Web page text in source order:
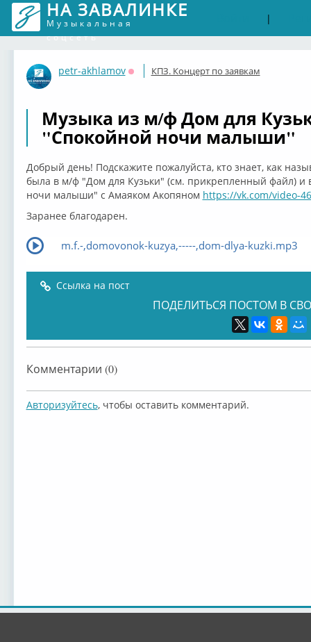
НА ЗАВАЛИНКЕ
Музыкальная
соцсеть
|
petr-akhlamov
Оффлайн
КПЗ. Концерт по заявкам
Музыка из м/ф Дом для
"Спокойной ночи малыши"
Добрый день! Подскажите пожалуйста, кто знает, как
была в м/ф "Дом для Кузьки" (см. прикрепленный файл) и
ночи малыши" с Амаяком Акопяном https://vk.com/video-
Заранее благодарен.
m.f.-,domovonok-kuzya,-----,dom-dlya-kuzki.mp3
Ссылка на пост
ПОДЕЛИТЬСЯ ПОСТОМ В
Комментарии (0)
Авторизуйтесь, чтобы оставить комментарий.